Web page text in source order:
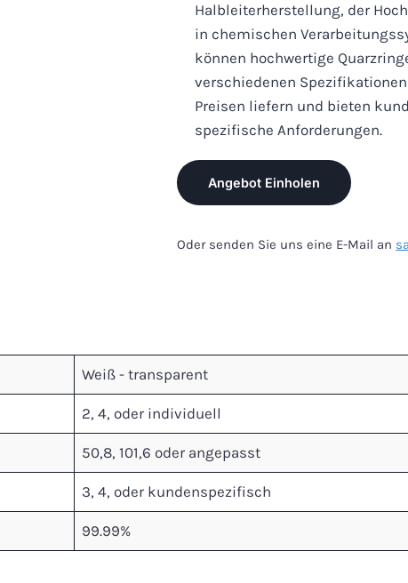
Halbleiterherstellung, der
in chemischen
können hochwertige
verschiedenen
Preisen liefern und bieten
spezifische Anforderungen.
Angebot Einholen
Oder senden Sie uns eine E-Mail an
Weiß - transparent
2, 4, oder individuell
50,8, 101,6 oder angepasst
3, 4, oder kundenspezifisch
99.99%